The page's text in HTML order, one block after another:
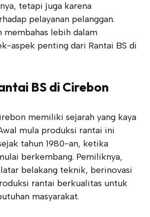
tetapi juga karena
pelayanan pelanggan.
membahas lebih dalam
aspek penting dari Rantai BS di
BS di Cirebon
memiliki sejarah yang kaya
mula produksi rantai ini
tahun 1980-an, ketika
berkembang. Pemiliknya,
belakang teknik, berinovasi
rantai berkualitas untuk
masyarakat.